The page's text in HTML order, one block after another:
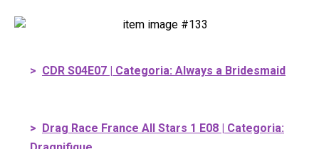
> CDR S04E07 | Categoria: Always a Bridesmaid
> Drag Race France All Stars 1 E08 | Categoria: